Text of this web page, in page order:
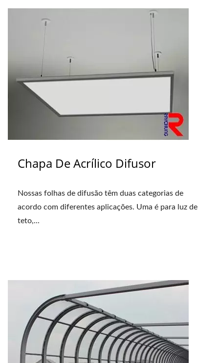
Chapa De Acrílico Difusor
Nossas folhas de difusão têm duas categorias de
acordo com diferentes aplicações. Uma é para luz de
teto,...